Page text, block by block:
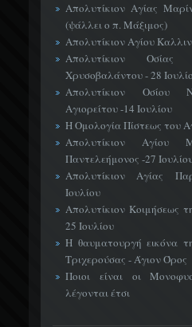
Απολυτίκιον Αγίας
(ψάλλει ο π. Μάξιμος)
Απολυτίκιον Αγίου
Απολυτίκιον
Χρυσοβαλάντου - 28
Απολυτίκιον Οσίου
Αγιορείτου -14 Ιουλίου
Η Ομολογία Πίστεως του
Απολυτίκιον Αγίου
Παντελεήμονος -27
Απολυτίκιον Αγίας
Ιουλίου
Απολυτίκιον Κοιμήσεως
25 Ιουλίου
Η θαυματουργή εικόνα
Τριχερούσας - Άγιον Όρος
Ποιοι είναι οι
λέγονται έτσι